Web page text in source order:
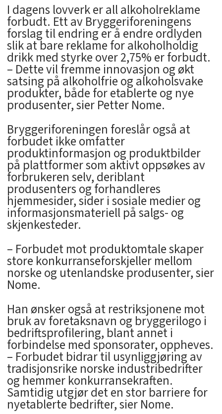
I dagens lovverk er all alkoholreklame
forbudt. Ett av Bryggeriforeningens
forslag til endring er å endre ordlyden
slik at bare reklame for alkoholholdig
drikk med styrke over 2,75% er forbudt.
– Dette vil fremme innovasjon og økt
satsing på alkoholfrie og alkoholsvake
produkter, både for etablerte og nye
produsenter, sier Petter Nome.
Bryggeriforeningen foreslår også at
forbudet ikke omfatter
produktinformasjon og produktbilder
på plattformer som aktivt oppsøkes av
forbrukeren selv, deriblant
produsenters og forhandleres
hjemmesider, sider i sosiale medier og
informasjonsmateriell på salgs- og
skjenkesteder.
– Forbudet mot produktomtale skaper
store konkurranseforskjeller mellom
norske og utenlandske produsenter, sier
Nome.
Han ønsker også at restriksjonene mot
bruk av foretaksnavn og bryggerilogo i
bedriftsprofilering, blant annet i
forbindelse med sponsorater, oppheves.
– Forbudet bidrar til usynliggjøring av
tradisjonsrike norske industribedrifter
og hemmer konkurransekraften.
Samtidig utgjør det en stor barriere for
nyetablerte bedrifter, sier Nome.